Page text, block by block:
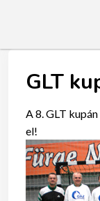
GLT
A 8. GLT
el!